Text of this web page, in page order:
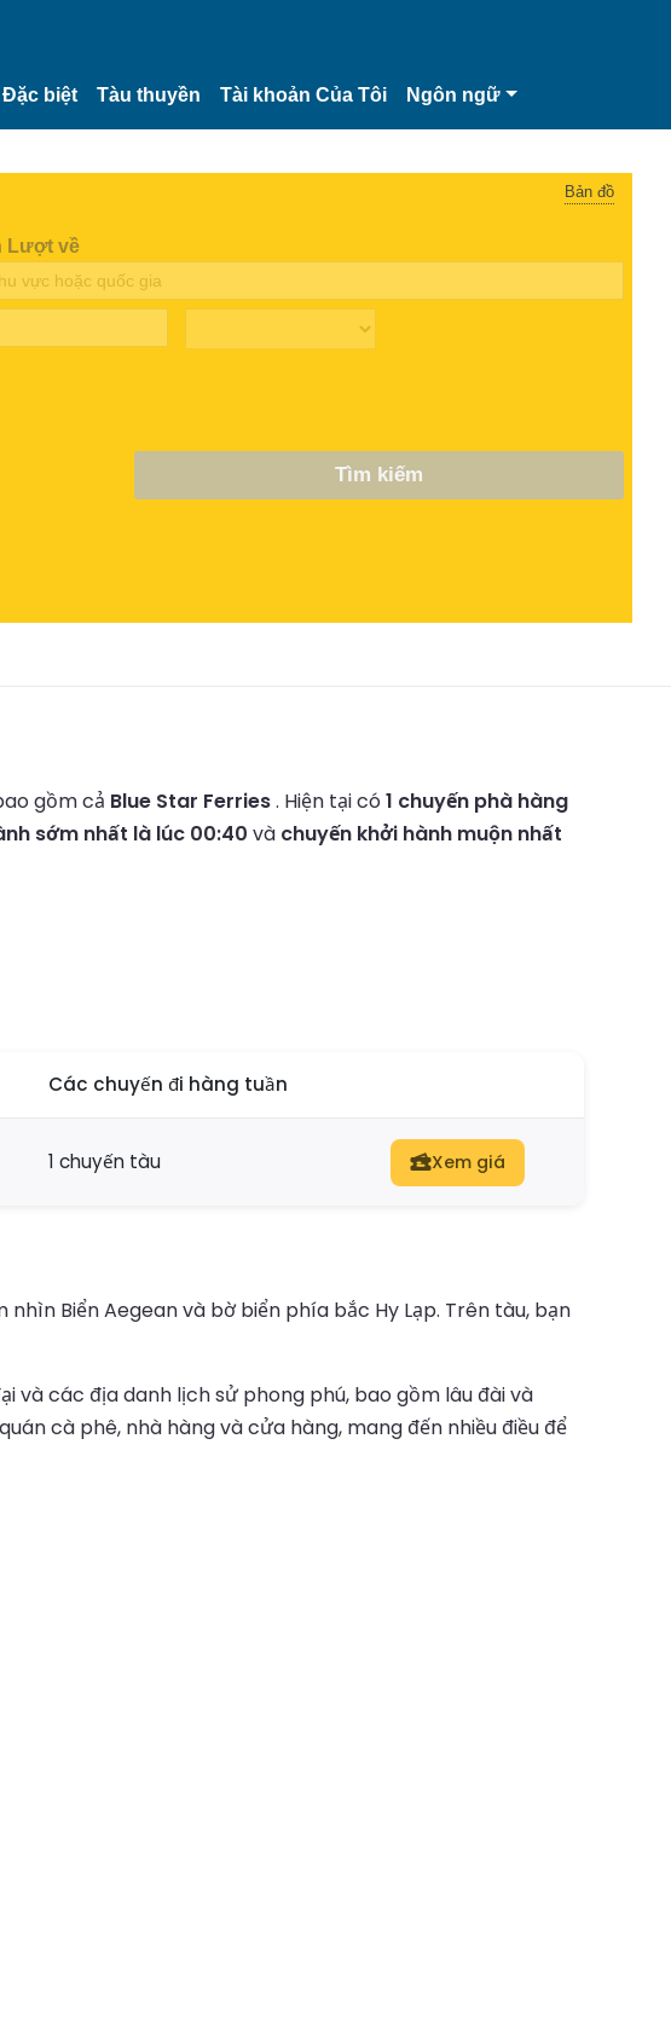
biệt Tàu thuyền Tài khoản Của Tôi Ngôn ngữ
Bản đồ
Lượt về
Tìm kiếm
gồm cả Blue Star Ferries. Hiện tại có 1 chuyến phà hàng
sớm nhất là lúc 00:40 và chuyến khởi hành muộn nhất
Các chuyến đi hàng tuần
1 chuyến tàu Xem giá
Biển Aegean và bờ biển phía bắc Hy Lạp. Trên tàu, bạn
và các địa danh lịch sử phong phú, bao gồm lâu đài và
cà phê, nhà hàng và cửa hàng, mang đến nhiều điều để